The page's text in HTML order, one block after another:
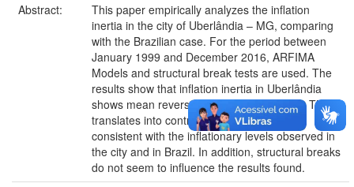
Abstract:
This paper empirically analyzes the inflation
inertia in the city of Uberlândia – MG, comparing
with the Brazilian case. For the period between
January 1999 and December 2016, ARFIMA
Models and structural break tests are used. The
results show that inflation inertia in Uberlândia
shows mean reversion, with short memory. This
translates into controlled inertia and it is
consistent with the inflationary levels observed in
the city and in Brazil. In addition, structural breaks
do not seem to influence the results found.